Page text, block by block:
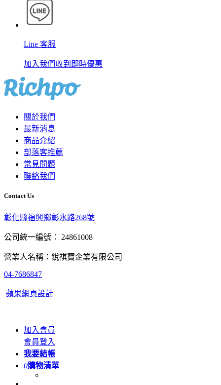
Line 客服
加入我們收到即時優惠
關於我們
最新消息
商品介紹
部落客推薦
常見問題
聯絡我們
Contact Us
彰化縣福興鄉彰水路268號
公司統一編號： 24861008
營業人名稱：銳祺寶企業有限公司
04-7686847
蘋果網頁設計
加入會員
會員登入
我要結帳
0購物清單